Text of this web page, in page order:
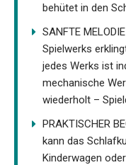
behütet in den
SANFTE
Spielwerks
jedes Werks ist
mechanische
wiederholt –
PRAKTISCHER
kann das
Kinderwagen